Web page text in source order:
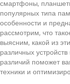
смартфоны,
популярных типа
особенности и
рассмотрим, что
выясним, какой из
различных
различий поможет
техники и